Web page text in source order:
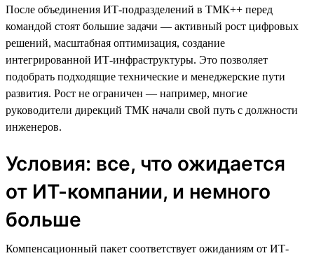
После объединения ИТ-подразделений в ТМК++ перед
командой стоят большие задачи — активный рост цифровых
решений, масштабная оптимизация, создание
интегрированной ИТ-инфраструктуры. Это позволяет
подобрать подходящие технические и менеджерские пути
развития. Рост не ограничен — например, многие
руководители дирекций ТМК начали свой путь с должности
инженеров.
Условия: все, что ожидается
от ИТ-компании, и немного
больше
Компенсационный пакет соответствует ожиданиям от ИТ-